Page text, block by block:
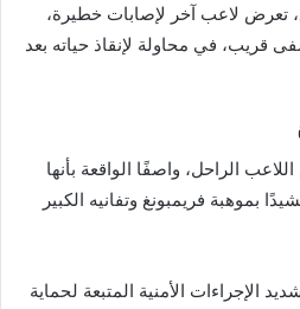
تعرض لاعب آخر لإصابات خطيرة،
قريب، في محاولة لإنقاذ حياته بعد
الراحل، واصفًا الواقعة بأنها
بموهبة فريمبونغ وتفانيه الكبير
الإجراءات الأمنية المتبعة لحماية